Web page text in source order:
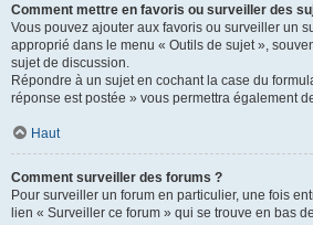
Comment mettre en favoris ou surveiller des
Vous pouvez ajouter aux favoris ou surveiller un
approprié dans le menu « Outils de sujet »,
sujet de discussion.
Répondre à un sujet en cochant la case du
réponse est postée » vous permettra également
Haut
Comment surveiller des forums ?
Pour surveiller un forum en particulier, une fois
lien « Surveiller ce forum » qui se trouve en bas